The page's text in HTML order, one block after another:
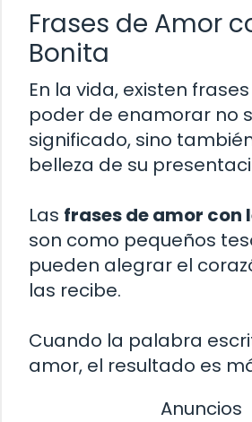
Frases de Amor
Bonita
En la vida, existen
poder de enamorar no
significado, sino
belleza de su
Las frases de amor con
son como pequeños
pueden alegrar el
las recibe.
Cuando la palabra
amor, el resultado es
Anuncios